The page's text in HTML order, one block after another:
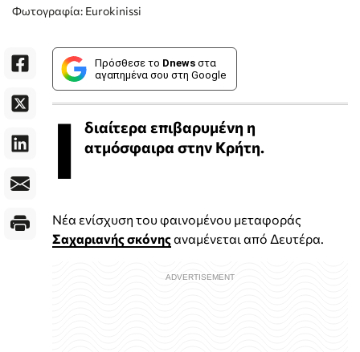
Φωτογραφία: Eurokinissi
Πρόσθεσε το Dnews στα
αγαπημένα σου στη Google
Ι
διαίτερα επιβαρυμένη η
ατμόσφαιρα στην Κρήτη.
Νέα ενίσχυση του φαινομένου μεταφοράς
Σαχαριανής σκόνηςαναμένεται από Δευτέρα.